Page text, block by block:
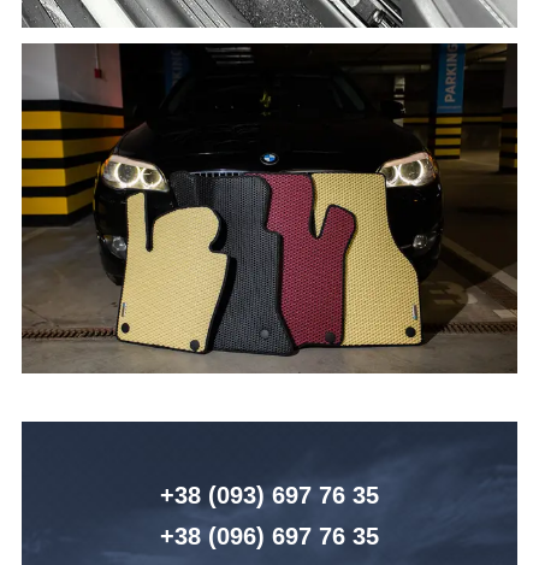
+38 (093) 697 76 35
+38 (096) 697 76 35